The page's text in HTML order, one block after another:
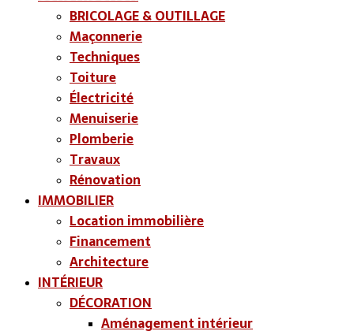
BRICOLAGE & OUTILLAGE
Maçonnerie
Techniques
Toiture
Électricité
Menuiserie
Plomberie
Travaux
Rénovation
IMMOBILIER
Location immobilière
Financement
Architecture
INTÉRIEUR
DÉCORATION
Aménagement intérieur